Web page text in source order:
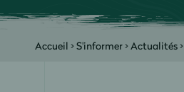
Accueil >S'informer>Actualités>